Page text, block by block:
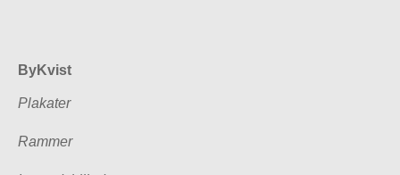
ByKvist
Plakater
Rammer